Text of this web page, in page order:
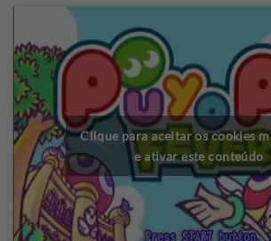
Clique para aceitar os cookies
e ativar este conteúdo